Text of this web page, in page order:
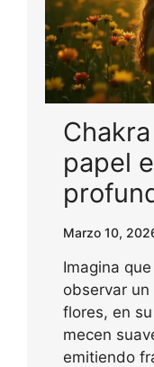
papel
Marzo 10,
Imagina
observar
flores, en
mecen
emitiendo